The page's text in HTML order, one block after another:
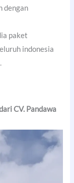
dengan
paket
indonesia
CV. Pandawa